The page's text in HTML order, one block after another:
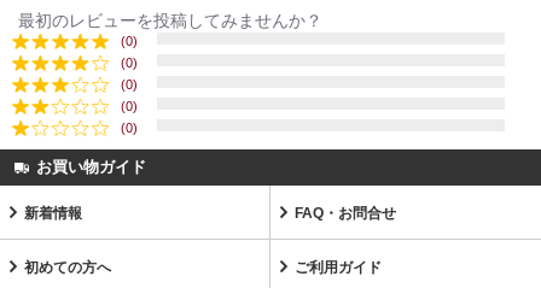
最初のレビューを投稿してみませんか？
(0)
(0)
(0)
(0)
(0)
お買い物ガイド
新着情報 FAQ・お問合せ
初めての方へ ご利用ガイド